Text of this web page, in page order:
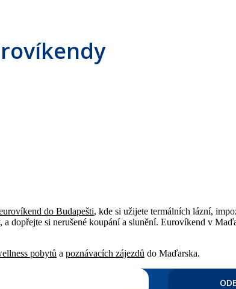
do Budapešti, kde si užijete termálních lázní,
a dopřejte si nerušené koupání a slunění. Eurovíkend v
pobytů a poznávacích zájezdů do Maďarska.